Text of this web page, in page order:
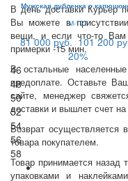
В день доставки Курьер
Вы можете в
вещи, и если что-то
примерки -15 мин.
В остальные
предоплате. Оставьте
сайте, менеджер
доставки и вышлет счет на
Возврат осуществляется
товара покупателем.
Товар принимается назад
упаковками и
Мужская дубленка с
М-127
81 000 руб. 101 200
20%
46
48
50
52
54
56
58